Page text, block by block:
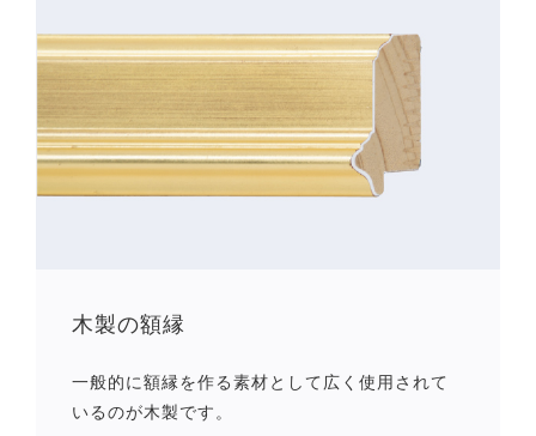
木製の額縁
一般的に額縁を作る素材として広く使用されて
いるのが木製です。